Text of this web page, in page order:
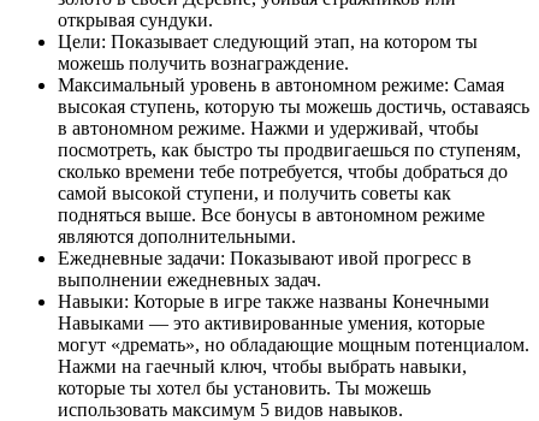
открывая сундуки.
Цели: Показывает следующий этап, на котором ты
можешь получить вознаграждение.
Максимальный уровень в автономном режиме: Самая
высокая ступень, которую ты можешь достичь, оставаясь
в автономном режиме. Нажми и удерживай, чтобы
посмотреть, как быстро ты продвигаешься по ступеням,
сколько времени тебе потребуется, чтобы добраться до
самой высокой ступени, и получить советы как
подняться выше. Все бонусы в автономном режиме
являются дополнительными.
Ежедневные задачи: Показывают ивой прогресс в
выполнении ежедневных задач.
Навыки: Которые в игре также названы Конечными
Навыками — это активированные умения, которые
могут «дремать», но обладающие мощным потенциалом.
Нажми на гаечный ключ, чтобы выбрать навыки,
которые ты хотел бы установить. Ты можешь
использовать максимум 5 видов навыков.